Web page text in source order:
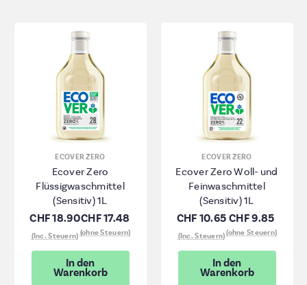
ECOVER ZERO
Ecover Zero
Flüssigwaschmittel
(Sensitiv) 1L
CHF 18.90
(Inc. Steuern)
CHF 17.48
(ohne Steuern)
In den
Warenkorb
ECOVER ZERO
Ecover Zero Woll- und
Feinwaschmittel
(Sensitiv) 1L
CHF 10.65
(Inc. Steuern)
CHF 9.85
(ohne Steuern)
In den
Warenkorb